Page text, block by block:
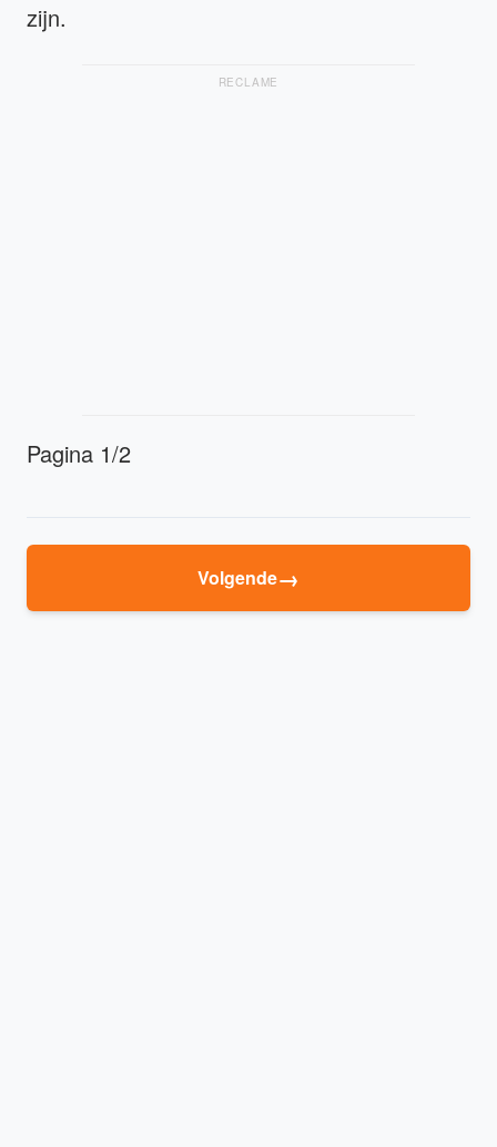
zijn.
RECLAME
Pagina 1/2
Volgende→